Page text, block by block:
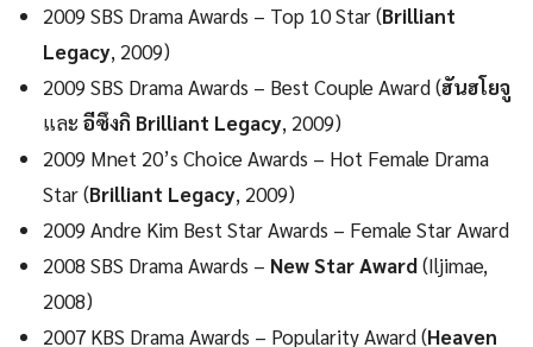
2009 SBS Drama Awards – Top 10 Star (Brilliant
Legacy, 2009)
2009 SBS Drama Awards – Best Couple Award (ฮันฮโยจู
และอีซึงกิ Brilliant Legacy, 2009)
2009 Mnet 20’s Choice Awards – Hot Female Drama
Star (Brilliant Legacy, 2009)
2009 Andre Kim Best Star Awards – Female Star Award
2008 SBS Drama Awards – New Star Award(Iljimae,
2008)
2007 KBS Drama Awards – Popularity Award (Heaven